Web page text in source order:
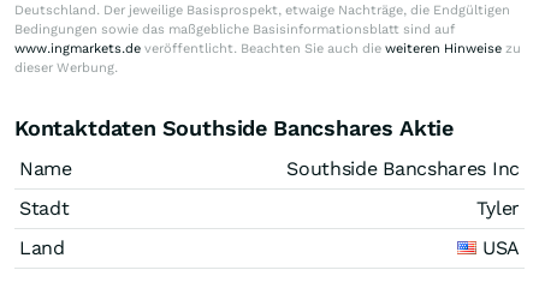
Deutschland. Der jeweilige Basisprospekt, etwaige Nachträge, die Endgültigen
Bedingungen sowie das maßgebliche Basisinformationsblatt sind auf
www.ingmarkets.de veröffentlicht. Beachten Sie auch die weiteren Hinweise zu
dieser Werbung.
Kontaktdaten Southside Bancshares Aktie
Name
Southside Bancshares Inc
Stadt
Tyler
Land
USA